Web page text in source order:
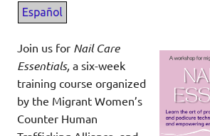
Join us for Nail Care
Essentials, a six-week
training course organized
by the Migrant Women’s
Counter Human